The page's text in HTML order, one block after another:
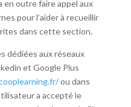
en outre faire appel aux
pour l’aider à recueillir
dans cette section.
dédiées aux réseaux
et Google Plus
ou dans
a accepté le